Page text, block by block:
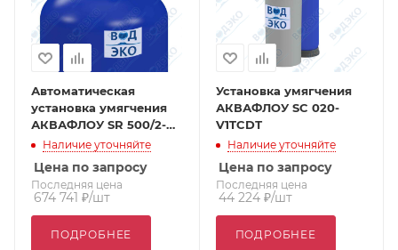
Автоматическая
установка умягчения
АКВАФЛОУ SR 500/2-88
SM (с боковым
клапана)
Наличие уточняйте
Цена по запросу
Последняя цена
674 741 ₽/шт
ПОДРОБНЕЕ
Установка умягчения
АКВАФЛОУ SC 020-
V1TCDТ
Наличие уточняйте
Цена по запросу
Последняя цена
44 224₽/шт
ПОДРОБНЕЕ